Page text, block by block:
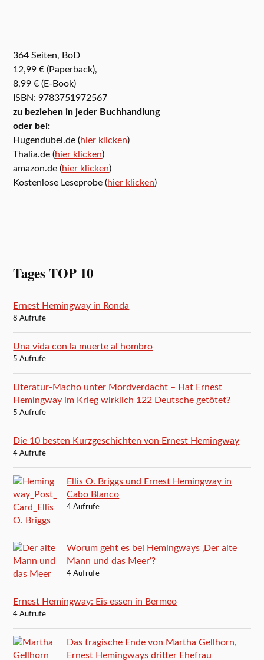
364 Seiten, BoD
12,99 € (Paperback),
8,99 € (E-Book)
ISBN: 9783751972567
zu beziehen in jeder Buchhandlung
oder bei:
Hugendubel.de (hier klicken)
Thalia.de (hier klicken)
amazon.de (hier klicken)
Kostenlose Leseprobe (hier klicken)
Tages TOP 10
Ernest Hemingway in Ronda
8 Aufrufe
Una vida con la muerte al hombro
5 Aufrufe
Literatur-Macho unter Mordverdacht – Hat Ernest
Hemingway im Krieg wirklich 122 Deutsche getötet?
5 Aufrufe
Die 10 besten Kurzgeschichten von Ernest Hemingway
4 Aufrufe
Ellis O. Briggs und Ernest Hemingway in
Cabo Blanco
4 Aufrufe
Worum geht es bei Hemingways ‚Der alte
Mann und das Meer‘?
4 Aufrufe
Ernest Hemingway: Eis essen in Bermeo
4 Aufrufe
Das tragische Ende von Martha Gellhorn,
Ernest Hemingways dritter Ehefrau